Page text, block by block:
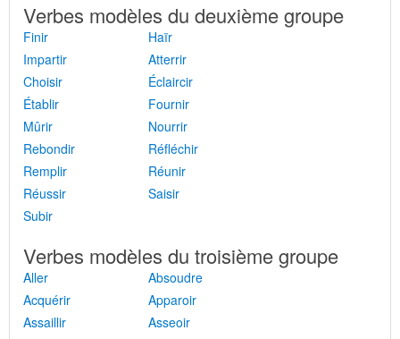
Verbes modèles du deuxième groupe
Finir
Haïr
Impartir
Atterrir
Choisir
Éclaircir
Établir
Fournir
Mûrir
Nourrir
Rebondir
Réfléchir
Remplir
Réunir
Réussir
Saisir
Subir
Verbes modèles du troisième groupe
Aller
Absoudre
Acquérir
Apparoir
Assaillir
Asseoir